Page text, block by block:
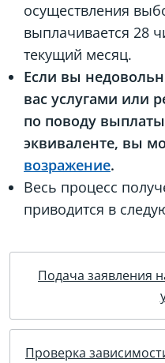
осуществления
выплачивается 28
текущий месяц.
Если вы
вас услугами или
по поводу
эквиваленте, вы
возражение.
Весь процесс
приводится в
Подача заявления
Проверка